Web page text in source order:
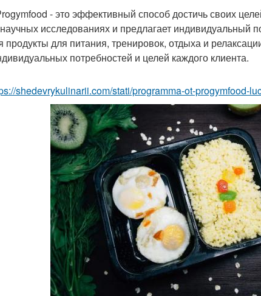
- это эффективный способ достичь своих
исследованиях и предлагает индивидуальный
продукты для питания, тренировок, отдыха и
потребностей и целей каждого клиента.
shedevrykulinarii.com/stati/programma-ot-progymfood-